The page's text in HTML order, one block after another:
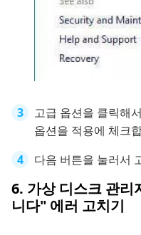
고급 옵션을 클릭해
옵션을 적용에 체크
다음 버튼을 눌러서
6. 가상 디스크 관리
니다" 에러 고치기